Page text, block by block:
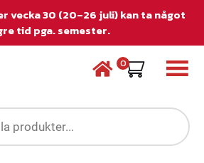
vecka 30 (20–26 juli) kan ta något
tid pga. semester.
0